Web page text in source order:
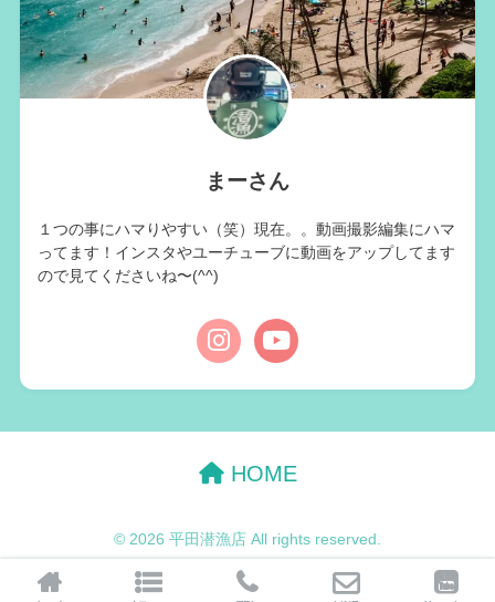
まーさん
１つの事にハマりやすい（笑）現在。。動画撮影編集にハマ
ってます！インスタやユーチューブに動画をアップしてます
ので見てくださいね〜(^^)
HOME
© 2026 平田潜漁店 All rights reserved.